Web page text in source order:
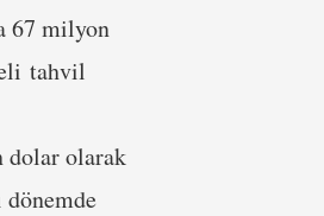
67 milyon
tahvil
dolar olarak
dönemde